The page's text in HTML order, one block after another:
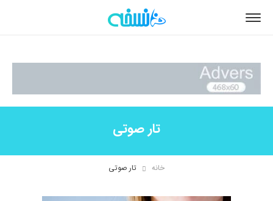
تار صوتی
خانه تار صوتی